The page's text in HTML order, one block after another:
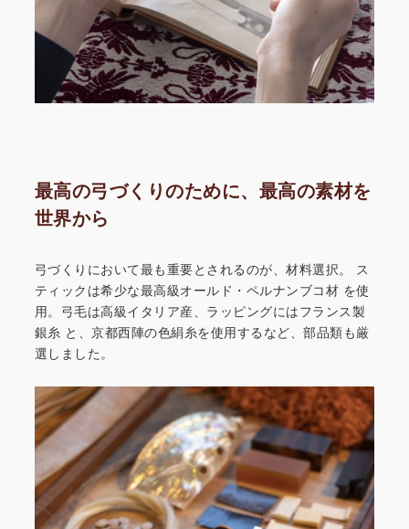
最高の弓づくりのために、最高の素材を
世界から
弓づくりにおいて最も重要とされるのが、材料選択。
ス
ティックは希少な最高級オールド・ペルナンブコ材 を使
用。弓毛は高級イタリア産、ラッピングにはフランス製
銀糸 と、京都西陣の色絹糸を使用するなど、部品類も厳
選しました。